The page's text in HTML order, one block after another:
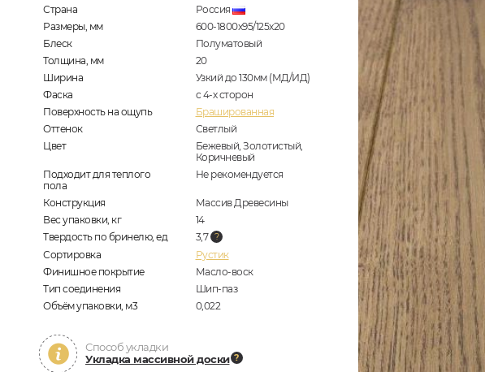
Страна
Россия
Размеры, мм
600-1800x95/125x20
Блеск
Полуматовый
Толщина, мм
20
Ширина
Узкий до 130мм (МД/ИД)
Фаска
с 4-х сторон
Поверхность на ощупь
Брашированная
Оттенок
Светлый
Цвет
Бежевый, Золотистый,
Коричневый
Подходит для теплого
пола
Не рекомендуется
Конструкция
Массив Древесины
Вес упаковки, кг
14
Твердость по бринелю, ед
3,7
Сортировка
Рустик
Финишное покрытие
Масло-воск
Тип соединения
Шип-паз
Объём упаковки, м3
0,022
Способ укладки
Укладка массивной доски